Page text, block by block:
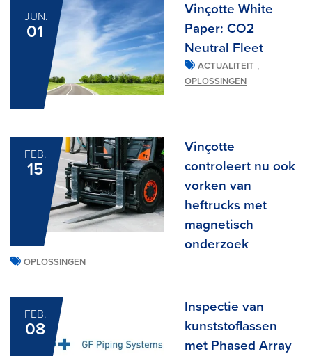
JUN.
01
Vinçotte White
Paper: CO2
Neutral Fleet
ACTUALITEIT ,
OPLOSSINGEN
FEB.
15
Vinçotte
controleert nu ook
vorken van
heftrucks met
magnetisch
onderzoek
OPLOSSINGEN
FEB.
08
Inspectie van
kunststoflassen
met Phased Array